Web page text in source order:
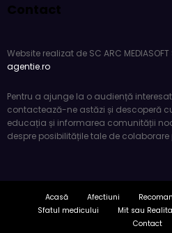
Contact
Website realizat de SC ARC
agentie.ro
Pentru a ajunge la o audiență
contactează-ne astăzi și descoperă
educația și informarea comunității
despre posibilitățile tale de colaborare
Acasă Afectiuni
Sfatul medicului
Mit sau
Contact